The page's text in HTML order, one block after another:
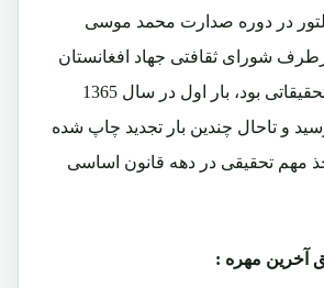
در دوره صدارت محمد موسی
شورای ثقافتی جهاد افغانستان
که مرکز علمی و تحقیقاتی بود، بار اول در سال 1365
و تاحال چندین بار تجدید چاپ شده
مهم تحقیقی در دهه قانون اساسی
آخرین مهره :